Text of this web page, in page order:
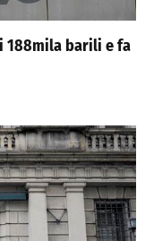
188mila barili e fa